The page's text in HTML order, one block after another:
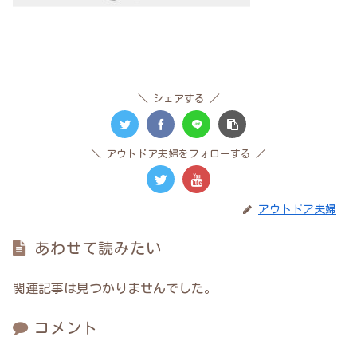
シェアする
アウトドア夫婦をフォローする
アウトドア夫婦
あわせて読みたい
関連記事は見つかりませんでした。
コメント